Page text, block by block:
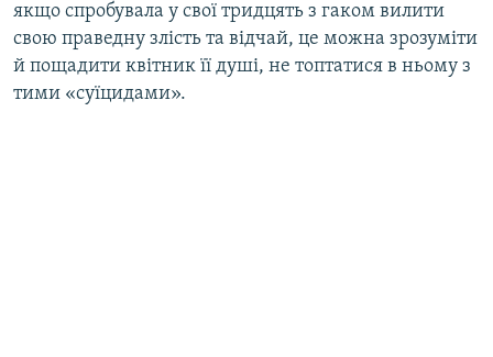
якщо спробувала у свої тридцять з гаком вилити
свою праведну злість та відчай, це можна зрозуміти
й пощадити квітник її душі, не топтатися в ньому з
тими «суїцидами».